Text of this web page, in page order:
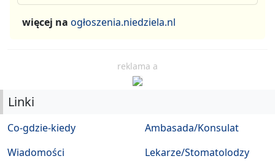
więcej na ogłoszenia.niedziela.nl
reklama a
Linki
Co-gdzie-kiedy
Wiadomości
Ambasada/Konsulat
Lekarze/Stomatolodzy